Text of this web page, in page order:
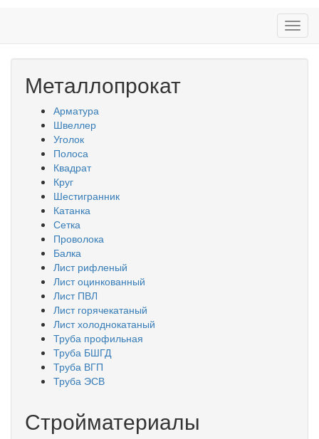
Металлопрокат
Арматура
Швеллер
Уголок
Полоса
Квадрат
Круг
Шестигранник
Катанка
Сетка
Проволока
Балка
Лист рифленый
Лист оцинкованный
Лист ПВЛ
Лист горячекатаный
Лист холоднокатаный
Труба профильная
Труба БШГД
Труба ВГП
Труба ЭСВ
Стройматериалы